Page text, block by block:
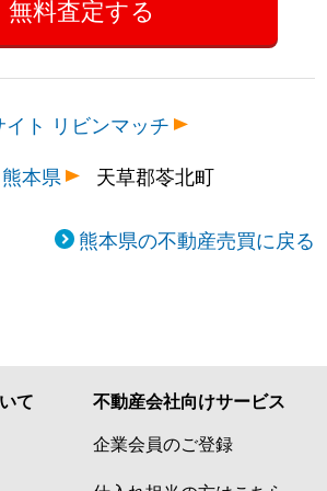
ト リビンマッチ
熊本県 天草郡苓北町
熊本県の不動産売買に戻る
て 不動産会社向けサービス
企業会員のご登録